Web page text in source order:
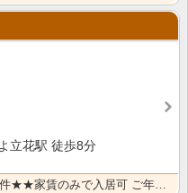
立花駅 徒歩8分
★★初期得ゼロプランキャンペーン物件★★家賃のみで入居可 ご年配の方・生活保護の方歓迎です！駅・スー･･･